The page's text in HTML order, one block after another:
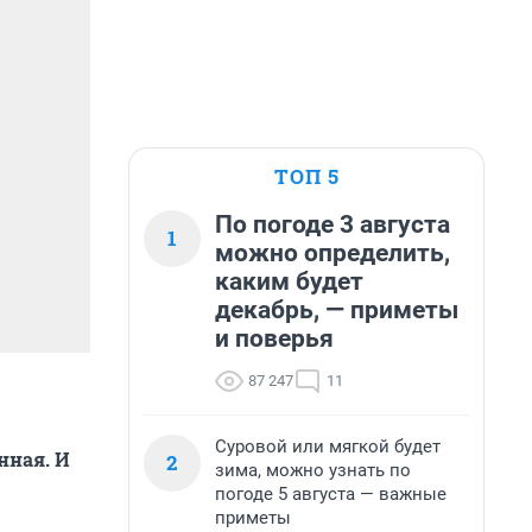
И
ТОП 5
1
По погоде 3 августа
можно определить,
каким будет
декабрь, — приметы
и поверья
87 247 11
2
Суровой или мягкой будет
зима, можно узнать по
погоде 5 августа — важные
приметы